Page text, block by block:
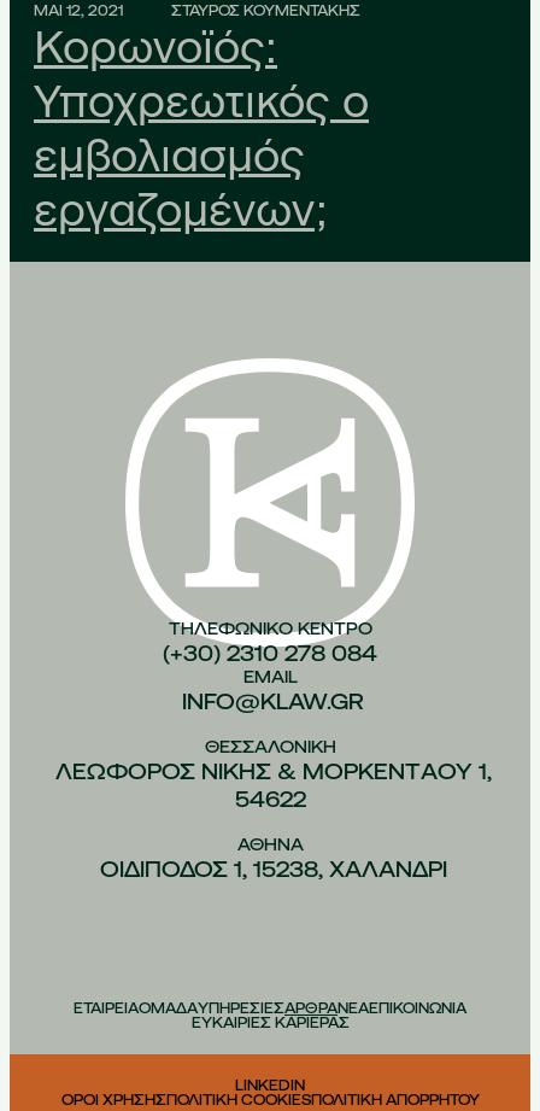
ΜΑΙ 12, 2021 ΣΤΑΥΡΟΣ ΚΟΥΜΕΝΤΑΚΗΣ
Κορωνοϊός:
Υποχρεωτικός ο
εμβολιασμός
εργαζομένων;
ΤΗΛΕΦΩΝΙΚO ΚEΝΤΡΟ
(+30) 2310 278 084
EMAIL
INFO@KLAW.GR
ΘΕΣΣΑΛΟΝIΚΗ
ΛΕΩΦOΡΟΣ ΝIΚΗΣ & ΜΟΡΚΕΝΤAΟΥ 1,
54622
ΑΘHΝΑ
ΟΙΔIΠΟΔΟΣ 1, 15238, ΧΑΛAΝΔΡΙ
ΕΤΑΙΡΕΙΑΟΜΑΔΑΥΠΗΡΕΣΙΕΣΑΡΘΡΑΝΕΑΕΠΙΚΟΙΝΩΝΙΑ
ΕΥΚΑΙΡΙΕΣ ΚΑΡΙΕΡΑΣ
LINKEDIN
ΟΡΟΙ ΧΡΗΣΗΣΠΟΛΙΤΙΚΗ COOKIESΠΟΛΙΤΙΚΗ ΑΠΟΡΡΗΤΟΥ